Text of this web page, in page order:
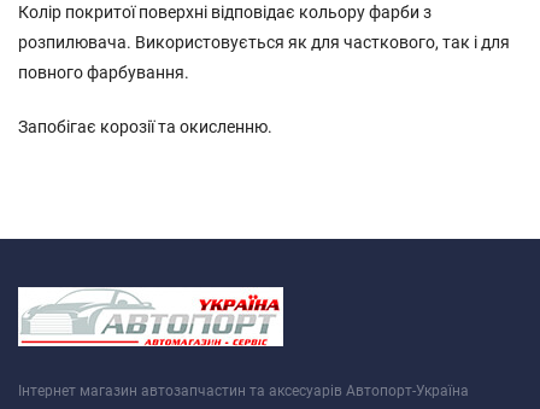
Колір покритої поверхні відповідає кольору фарби з
розпилювача. Використовується як для часткового, так і для
повного фарбування.
Запобігає корозії та окисленню.
Інтернет магазин автозапчастин та аксесуарів Автопорт-Україна